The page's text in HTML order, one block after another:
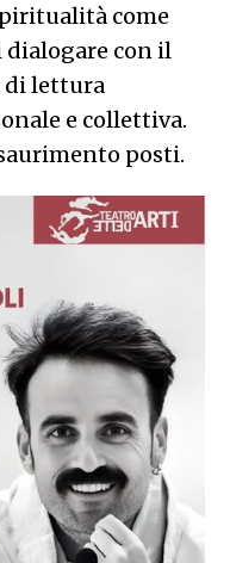
come
dialogare con il
di lettura
e collettiva.
posti.